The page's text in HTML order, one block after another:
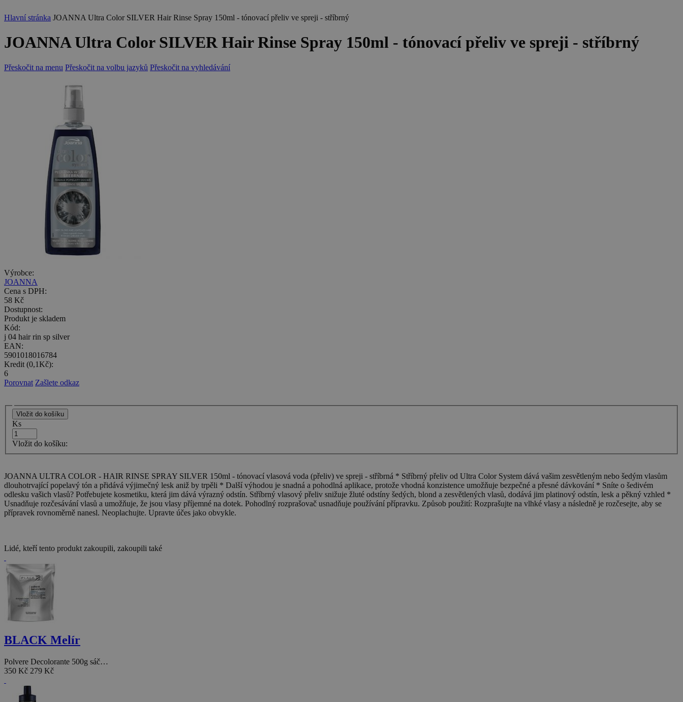
Hlavní stránka JOANNA Ultra Color SILVER Hair Rinse Spray 150ml - tónovací přeliv ve spreji - stříbrný
JOANNA Ultra Color SILVER Hair Rinse Spray 150ml - tónovací přeliv ve spreji - stříbrný
Přeskočit na menu Přeskočit na volbu jazyků Přeskočit na vyhledávání
Výrobce:
JOANNA
Cena s DPH:
58 Kč
Dostupnost:
Produkt je skladem
Kód:
j 04 hair rin sp silver
EAN:
5901018016784
Kredit (0,1Kč):
6
Porovnat Zašlete odkaz
Ks
Vložit do košíku:
JOANNA ULTRA COLOR - HAIR RINSE SPRAY SILVER 150ml - tónovací vlasová voda (přeliv) ve spreji - stříbrná * Stříbrný přeliv od Ultra Color System dává vašim zesvětleným nebo šedým vlasům
dlouhotrvající popelavý tón a přidává výjimečný lesk aniž by trpěli * Další výhodou je snadná a pohodlná aplikace, protože vhodná konzistence umožňuje bezpečné a přesné dávkování * Sníte o šedivém
odlesku vašich vlasů? Potřebujete kosmetiku, která jim dává výrazný odstín. Stříbrný vlasový přeliv snižuje žluté odstíny šedých, blond a zesvětlených vlasů, dodává jim platinový odstín, lesk a pěkný vzhled *
Usnadňuje rozčesávání vlasů a umožňuje, že jsou vlasy příjemné na dotek. Pohodlný rozprašovač usnadňuje používání přípravku. Způsob použití: Rozprašujte na vlhké vlasy a následně je rozčesejte, aby se
přípravek rovnoměrně nanesl. Neoplachujte. Upravte účes jako obvykle.
Lidé, kteří tento produkt zakoupili, zakoupili také
BLACK Melír
Polvere Decolorante 500g sáč…
350 Kč 279 Kč